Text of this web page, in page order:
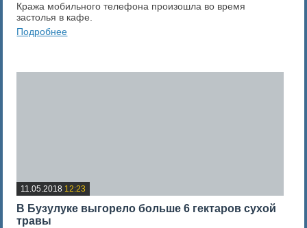
Кража мобильного телефона произошла во время
застолья в кафе.
Подробнее
11.05.2018 12:23
В Бузулуке выгорело больше 6 гектаров сухой
травы